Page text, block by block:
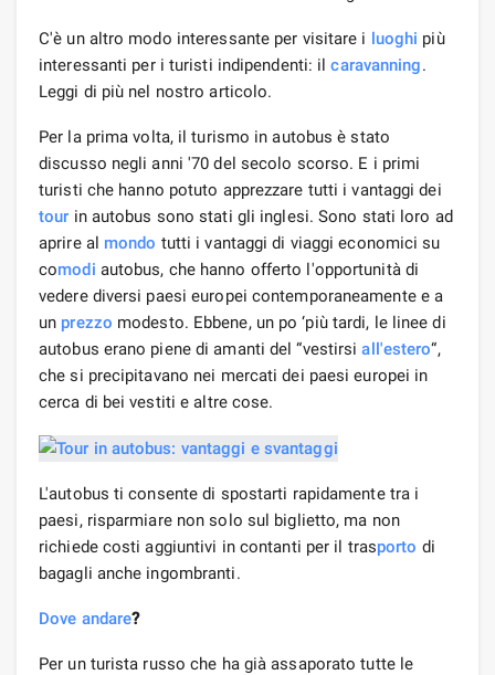
C'è un altro modo interessante per visitare i luoghi più
interessanti per i turisti indipendenti: ilcaravanning.
Leggi di più nel nostro articolo.
Per la prima volta, il turismo in autobus è stato
discusso negli anni '70 del secolo scorso. E i primi
turisti che hanno potuto apprezzare tutti i vantaggi dei
tour in autobus sono stati gli inglesi. Sono stati loro ad
aprire al mondo tutti i vantaggi di viaggi economici su
comodi autobus, che hanno offerto l'opportunità di
vedere diversi paesi europei contemporaneamente e a
un prezzo modesto. Ebbene, un po ‘più tardi, le linee di
autobus erano piene di amanti del “vestirsiall'estero“,
che si precipitavano nei mercati dei paesi europei in
cerca di bei vestiti e altre cose.
L'autobus ti consente di spostarti rapidamente tra i
paesi, risparmiare non solo sul biglietto, ma non
richiede costi aggiuntivi in ​​contanti per il trasporto di
bagagli anche ingombranti.
Dove andare?
Per un turista russo che ha già assaporato tutte le